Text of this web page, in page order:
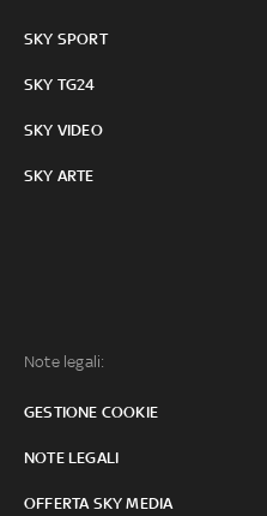
SKY SPORT
SKY TG24
SKY VIDEO
SKY ARTE
Note legali:
GESTIONE COOKIE
NOTE LEGALI
OFFERTA SKY MEDIA